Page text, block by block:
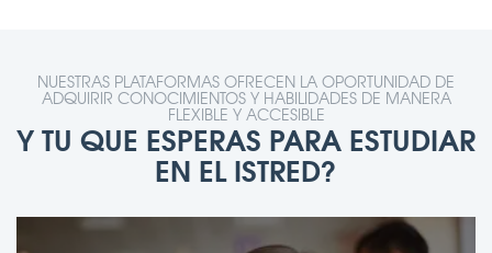
NUESTRAS PLATAFORMAS OFRECEN LA OPORTUNIDAD DE
ADQUIRIR CONOCIMIENTOS Y HABILIDADES DE MANERA
FLEXIBLE Y ACCESIBLE
Y TU QUE ESPERAS PARA ESTUDIAR
EN EL ISTRED?